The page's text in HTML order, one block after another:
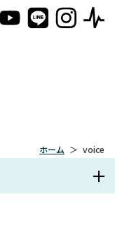
ホーム ＞ voice